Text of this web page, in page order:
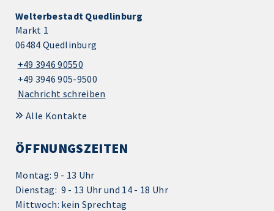
Welterbestadt Quedlinburg
Markt 1
06484 Quedlinburg
+49 3946 90550
+49 3946 905-9500
Nachricht schreiben
Alle Kontakte
ÖFFNUNGSZEITEN
Montag: 9 - 13 Uhr
Dienstag: 9 - 13 Uhr und 14 - 18 Uhr
Mittwoch: kein Sprechtag